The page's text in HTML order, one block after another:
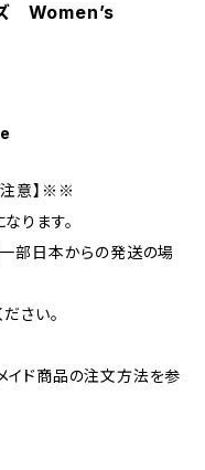
Women’s
注意】※※
ります。
部日本からの発送の場
さい。
イド商品の注文方法を参